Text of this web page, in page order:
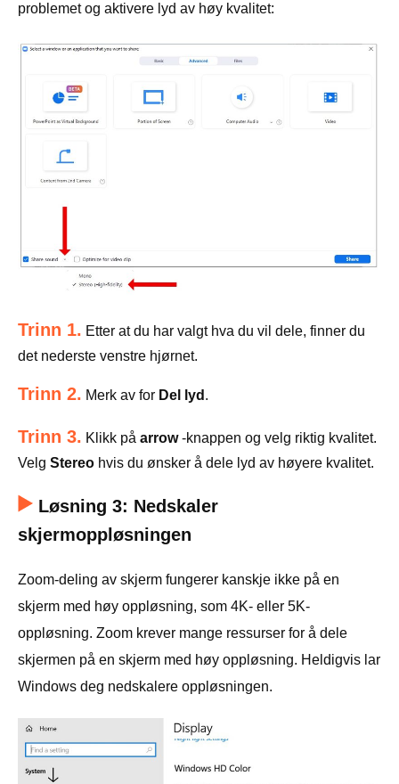
problemet og aktivere lyd av høy kvalitet:
Trinn 1. Etter at du har valgt hva du vil dele, finner du
det nederste venstre hjørnet.
Trinn 2. Merk av for Del lyd .
Trinn 3. Klikk på arrow-knappen og velg riktig kvalitet.
Velg Stereo hvis du ønsker å dele lyd av høyere kvalitet.
Løsning 3: Nedskaler
skjermoppløsningen
Zoom-deling av skjerm fungerer kanskje ikke på en
skjerm med høy oppløsning, som 4K- eller 5K-
oppløsning. Zoom krever mange ressurser for å dele
skjermen på en skjerm med høy oppløsning. Heldigvis lar
Windows deg nedskalere oppløsningen.